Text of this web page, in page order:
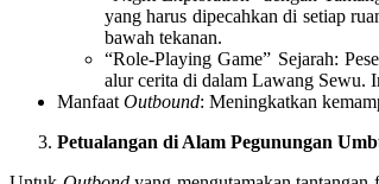
yang harus dipecahkan di setiap
bawah tekanan.
“Role-Playing Game” Sejarah:
alur cerita di dalam Lawang Sewu.
Manfaat Outbound: Meningkatkan
Petualangan di Alam Pegunungan